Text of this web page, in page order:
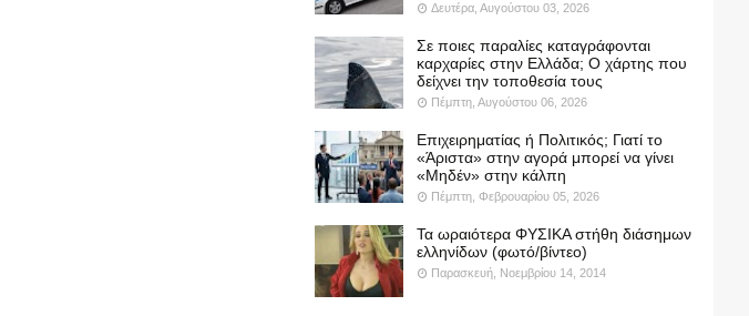
Δευτέρα, Αυγούστου 03, 2026
Σε ποιες παραλίες καταγράφονται
καρχαρίες στην Ελλάδα; Ο χάρτης που
δείχνει την τοποθεσία τους
Πέμπτη, Αυγούστου 06, 2026
Επιχειρηματίας ή Πολιτικός; Γιατί το
«Άριστα» στην αγορά μπορεί να γίνει
«Μηδέν» στην κάλπη
Πέμπτη, Φεβρουαρίου 05, 2026
Τα ωραιότερα ΦΥΣΙΚΑ στήθη διάσημων
ελληνίδων (φωτό/βίντεο)
Παρασκευή, Νοεμβρίου 14, 2014